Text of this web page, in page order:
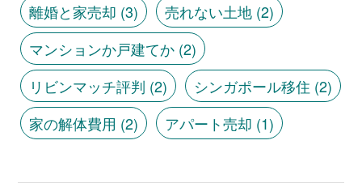
離婚と家売却 (3) 売れない土地(2)
マンションか戸建てか(2)
リビンマッチ評判 (2) シンガポール移住 (2)
家の解体費用 (2) アパート売却 (1)